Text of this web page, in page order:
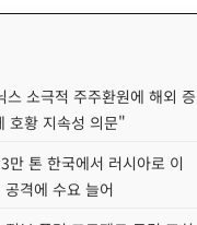
스 소극적 주주환원에 해외 증
호황 지속성 의문"
만 톤 한국에서 러시아로 이
격에 수요 늘어